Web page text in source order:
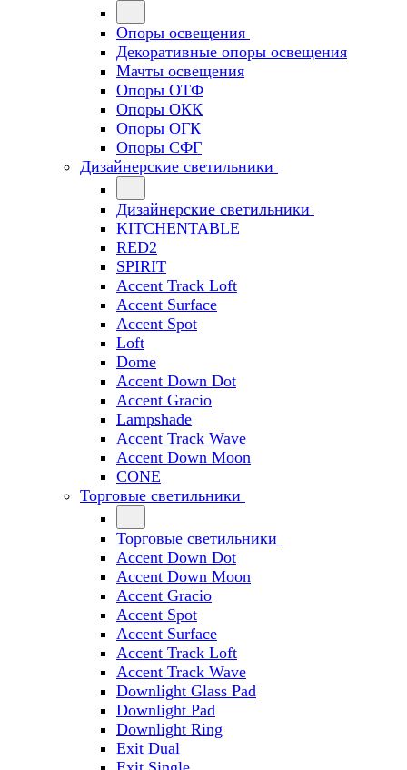
Опоры освещения
Декоративные опоры освещения
Мачты освещения
Опоры ОТФ
Опоры ОКК
Опоры ОГК
Опоры СФГ
Дизайнерские светильники
Дизайнерские светильники
KITCHENTABLE
RED2
SPIRIT
Accent Track Loft
Accent Surface
Accent Spot
Loft
Dome
Accent Down Dot
Accent Gracio
Lampshade
Accent Track Wave
Accent Down Moon
CONE
Торговые светильники
Торговые светильники
Accent Down Dot
Accent Down Moon
Accent Gracio
Accent Spot
Accent Surface
Accent Track Loft
Accent Track Wave
Downlight Glass Pad
Downlight Pad
Downlight Ring
Exit Dual